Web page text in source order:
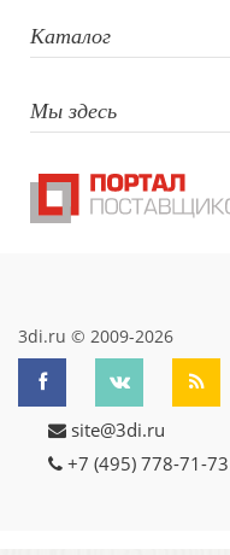
DTF
Каталог
Мы здесь
3di.ru © 2009-2026
site@3di.ru
+7 (495) 778-71-73